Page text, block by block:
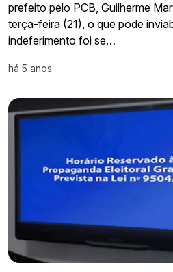
prefeito pelo PCB, Guilherme
terça-feira (21), o que pode
indeferimento foi se…
há 5 anos